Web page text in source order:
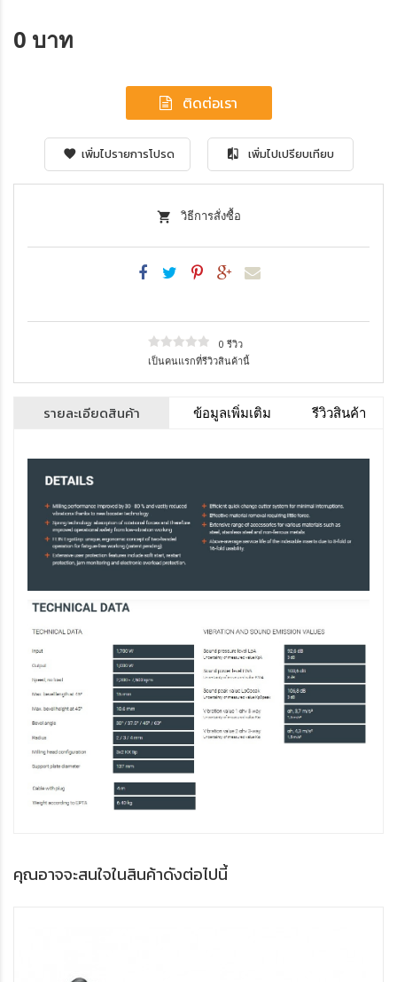
0 บาท
ติดต่อเรา
เพิ่มไปรายการโปรด เพิ่มไปเปรียบเทียบ
วิธีการสั่งซื้อ
0 รีวิว
เป็นคนแรกที่รีวิวสินค้านี้
รายละเอียดสินค้า ข้อมูลเพิ่มเติม รีวิวสินค้า
คุณอาจจะสนใจในสินค้าดังต่อไปนี้